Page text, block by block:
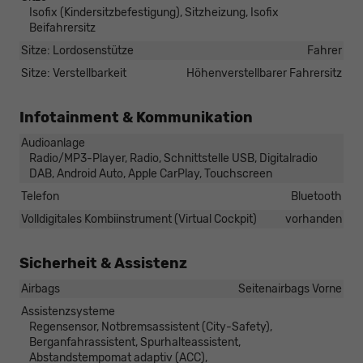
Isofix (Kindersitzbefestigung), Sitzheizung, Isofix
Beifahrersitz
Sitze: Lordosenstütze
Fahrer
Sitze: Verstellbarkeit
Höhenverstellbarer Fahrersitz
Infotainment & Kommunikation
Audioanlage
Radio/MP3-Player, Radio, Schnittstelle USB, Digitalradio
DAB, Android Auto, Apple CarPlay, Touchscreen
Telefon
Bluetooth
Volldigitales Kombiinstrument (Virtual Cockpit)
vorhanden
Sicherheit & Assistenz
Airbags
Seitenairbags Vorne
Assistenzsysteme
Regensensor, Notbremsassistent (City-Safety),
Berganfahrassistent, Spurhalteassistent,
Abstandstempomat adaptiv (ACC),